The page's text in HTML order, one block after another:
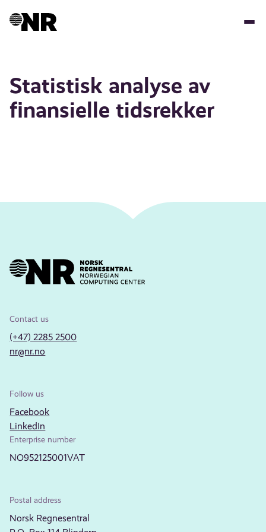
Statistisk analyse av
finansielle tidsrekker
Contact us
(+47) 2285 2500
nr@nr.no
Follow us
Facebook
LinkedIn
Enterprise number
NO952125001VAT
Postal address
Norsk Regnesentral